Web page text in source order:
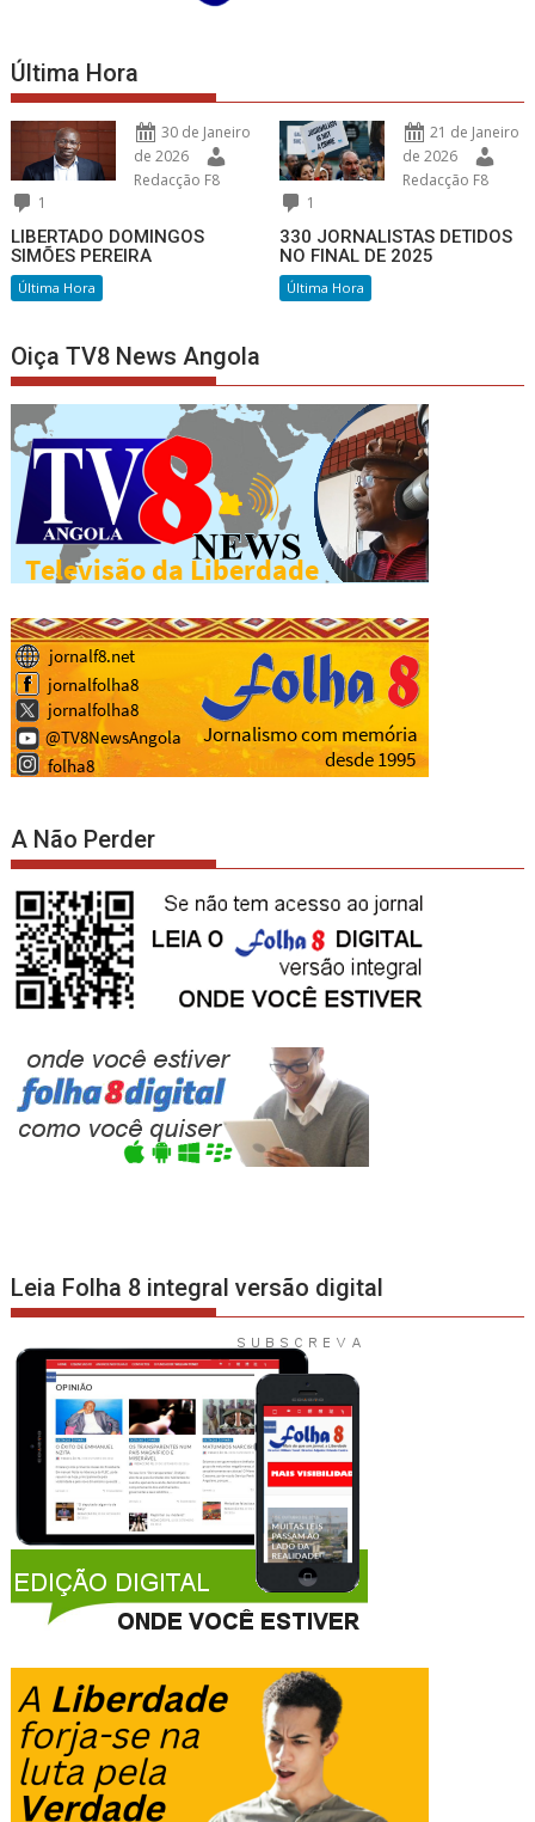
Última Hora
30 de Janeiro
de 2026
Redacção F8
1
LIBERTADO DOMINGOS
SIMÕES PEREIRA
Última Hora
21 de Janeiro
de 2026
Redacção F8
1
330 JORNALISTAS DETIDOS
NO FINAL DE 2025
Última Hora
Oiça TV8 News Angola
A Não Perder
Leia Folha 8 integral versão digital